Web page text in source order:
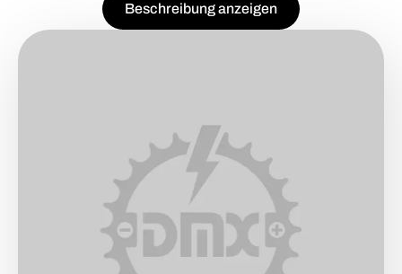
Beschreibung anzeigen